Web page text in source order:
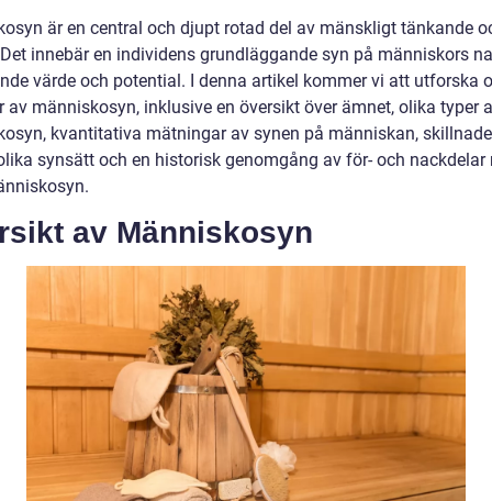
är en central och djupt rotad del av mänskligt tänkande
innebär en individens grundläggande syn på människors
värde och potential. I denna artikel kommer vi att utforska
av människosyn, inklusive en översikt över ämnet, olika typer
kvantitativa mätningar av synen på människan,
synsätt och en historisk genomgång av för- och nackdelar
av Människosyn